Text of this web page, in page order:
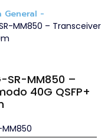
General -
MM850 – Transceiver
SR-MM850 –
40G QSFP+